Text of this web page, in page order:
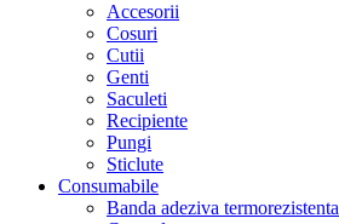
Accesorii
Cosuri
Cutii
Genti
Saculeti
Recipiente
Pungi
Sticlute
Consumabile
Banda adeziva termorezistenta